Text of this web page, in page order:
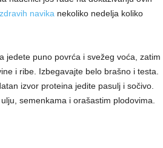
zdravih navika nekoliko nedelja koliko
jedete puno povrća i svežeg voća, zatim
i ribe. Izbegavajte belo brašno i testa.
izvor proteina jedite pasulj i sočivo.
semenkama i orašastim plodovima.